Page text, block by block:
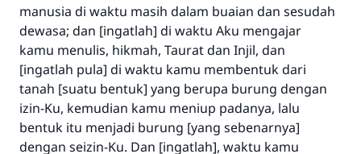
manusia di waktu masih dalam buaian dan sesudah
dewasa; dan [ingatlah] di waktu Aku mengajar
kamu menulis, hikmah, Taurat dan Injil, dan
[ingatlah pula] di waktu kamu membentuk dari
tanah [suatu bentuk] yang berupa burung dengan
izin-Ku, kemudian kamu meniup padanya, lalu
bentuk itu menjadi burung [yang sebenarnya]
dengan seizin-Ku. Dan [ingatlah], waktu kamu